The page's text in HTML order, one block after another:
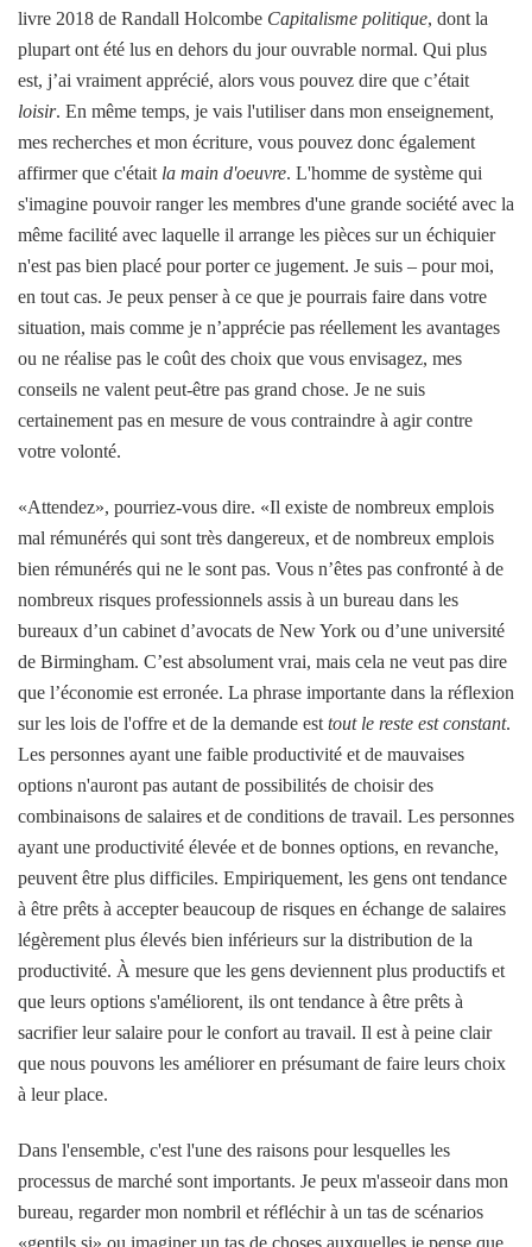
livre 2018 de Randall Holcombe Capitalisme politique, dont la
plupart ont été lus en dehors du jour ouvrable normal. Qui plus
est, j’ai vraiment apprécié, alors vous pouvez dire que c’était
loisir. En même temps, je vais l'utiliser dans mon enseignement,
mes recherches et mon écriture, vous pouvez donc également
affirmer que c'était la main d'oeuvre. L'homme de système qui
s'imagine pouvoir ranger les membres d'une grande société avec la
même facilité avec laquelle il arrange les pièces sur un échiquier
n'est pas bien placé pour porter ce jugement. Je suis – pour moi,
en tout cas. Je peux penser à ce que je pourrais faire dans votre
situation, mais comme je n’apprécie pas réellement les avantages
ou ne réalise pas le coût des choix que vous envisagez, mes
conseils ne valent peut-être pas grand chose. Je ne suis
certainement pas en mesure de vous contraindre à agir contre
votre volonté.
«Attendez», pourriez-vous dire. «Il existe de nombreux emplois
mal rémunérés qui sont très dangereux, et de nombreux emplois
bien rémunérés qui ne le sont pas. Vous n’êtes pas confronté à de
nombreux risques professionnels assis à un bureau dans les
bureaux d’un cabinet d’avocats de New York ou d’une université
de Birmingham. C’est absolument vrai, mais cela ne veut pas dire
que l’économie est erronée. La phrase importante dans la réflexion
sur les lois de l'offre et de la demande est tout le reste est constant.
Les personnes ayant une faible productivité et de mauvaises
options n'auront pas autant de possibilités de choisir des
combinaisons de salaires et de conditions de travail. Les personnes
ayant une productivité élevée et de bonnes options, en revanche,
peuvent être plus difficiles. Empiriquement, les gens ont tendance
à être prêts à accepter beaucoup de risques en échange de salaires
légèrement plus élevés bien inférieurs sur la distribution de la
productivité. À mesure que les gens deviennent plus productifs et
que leurs options s'améliorent, ils ont tendance à être prêts à
sacrifier leur salaire pour le confort au travail. Il est à peine clair
que nous pouvons les améliorer en présumant de faire leurs choix
à leur place.
Dans l'ensemble, c'est l'une des raisons pour lesquelles les
processus de marché sont importants. Je peux m'asseoir dans mon
bureau, regarder mon nombril et réfléchir à un tas de scénarios